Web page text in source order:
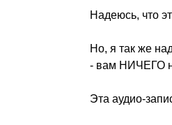
Надеюсь, что
Но, я так же
- вам НИЧЕГО
Эта аудио-